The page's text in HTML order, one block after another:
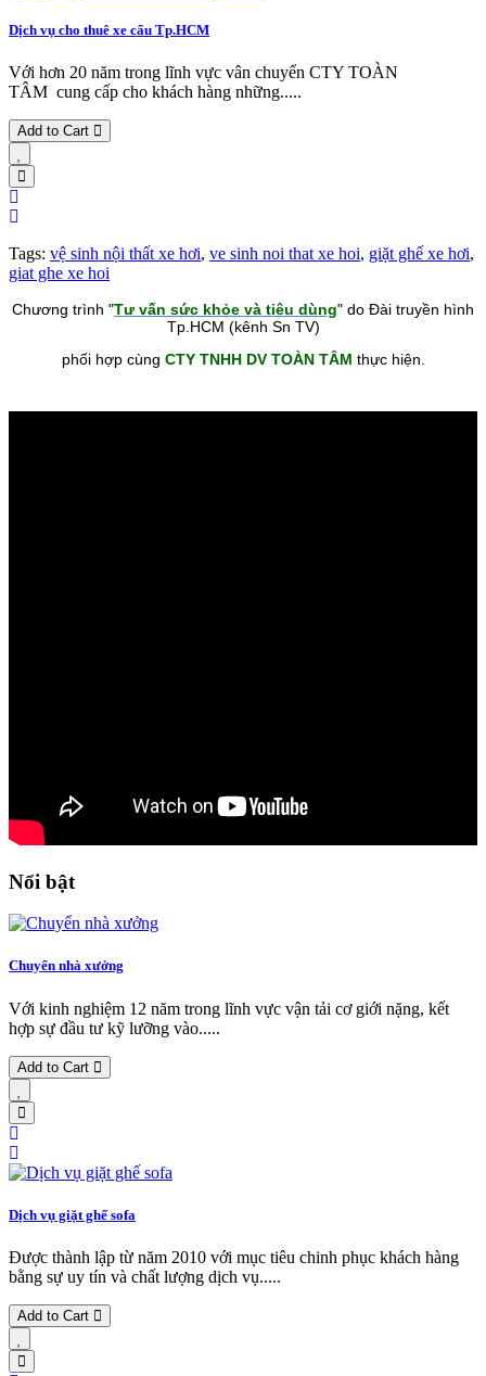
Dịch vụ cho thuê xe cẩu Tp.HCM
Với hơn 20 năm trong lĩnh vực vân chuyển CTY TOÀN
TÂM cung cấp cho khách hàng những.....
Add to Cart
Tags: vệ sinh nội thất xe hơi, ve sinh noi that xe hoi, giặt ghế xe hơi,
giat ghe xe hoi
Chương trình "Tư vấn sức khỏe và tiêu dùng" do Đài truyền hình
Tp.HCM (kênh Sn TV)
phối hợp cùng CTY TNHH DV TOÀN TÂM thực hiện.
Nổi bật
Chuyển nhà xưởng
Với kinh nghiệm 12 năm trong lĩnh vực vận tải cơ giới nặng, kết
hợp sự đầu tư kỹ lưỡng vào.....
Add to Cart
Dịch vụ giặt ghế sofa
Được thành lập từ năm 2010 với mục tiêu chinh phục khách hàng
bằng sự uy tín và chất lượng dịch vụ.....
Add to Cart